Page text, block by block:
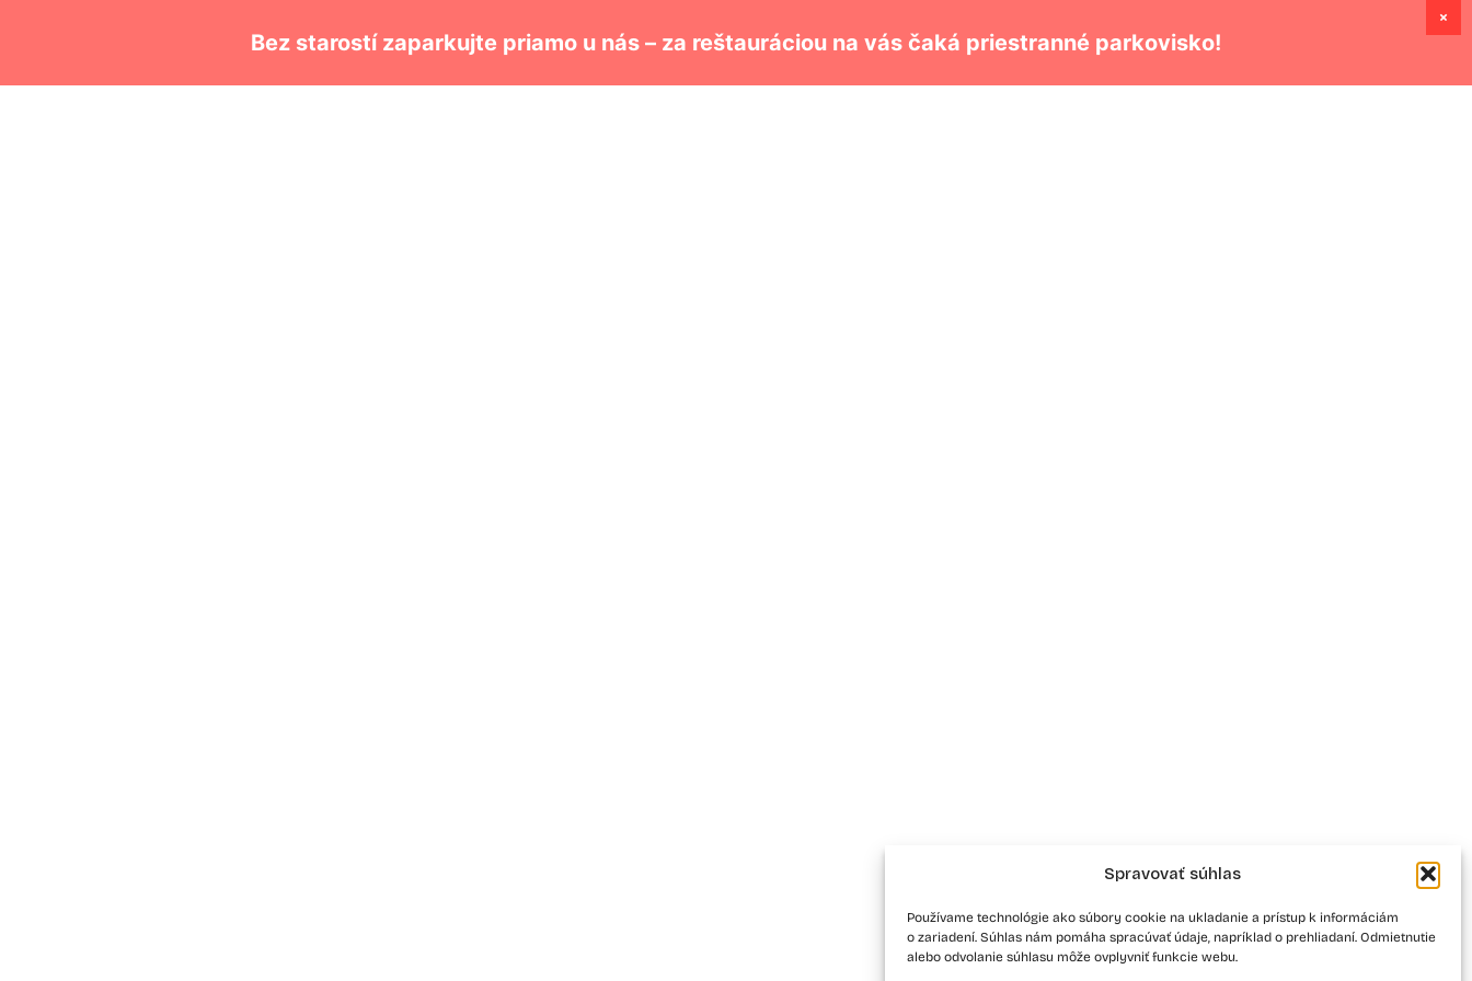
Spravovať súhlas
Používame technológie ako súbory cookie na ukladanie a prístup k informáciám
o zariadení. Súhlas nám pomáha spracúvať údaje, napríklad o prehliadaní. Odmietnutie
alebo odvolanie súhlasu môže ovplyvniť funkcie webu.
Bez starostí zaparkujte priamo u nás – za reštauráciou na vás čaká priestranné parkovisko!